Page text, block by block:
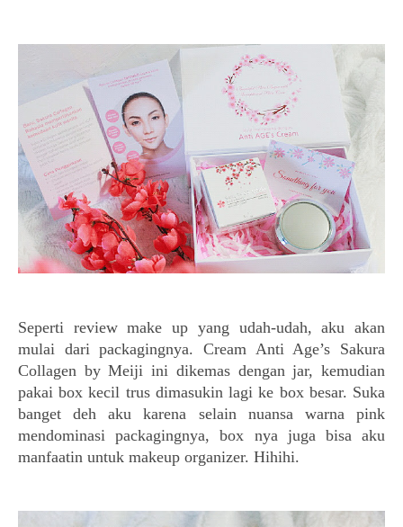
Seperti review make up yang udah-udah, aku akan
mulai dari packagingnya. Cream Anti Age’s Sakura
Collagen by Meiji ini dikemas dengan jar, kemudian
pakai box kecil trus dimasukin lagi ke box besar. Suka
banget deh aku karena selain nuansa warna pink
mendominasi packagingnya, box nya juga bisa aku
manfaatin untuk makeup organizer. Hihihi.